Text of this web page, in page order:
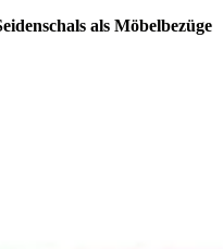
als Möbelbezüge